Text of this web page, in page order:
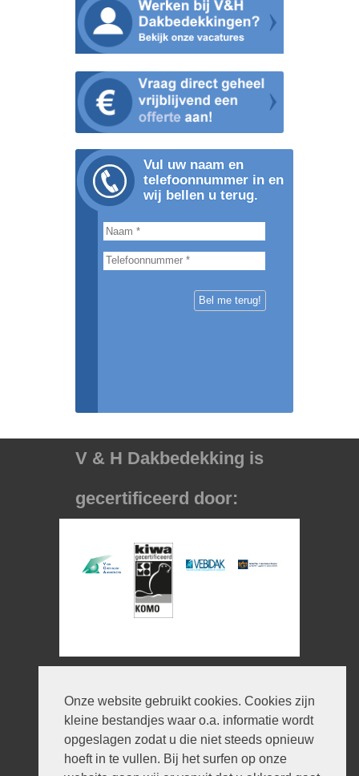
Onze website gebruikt cookies. Cookies zijn
kleine bestandjes waar o.a. informatie wordt
opgeslagen zodat u die niet steeds opnieuw
hoeft in te vullen. Bij het surfen op onze
Vul uw naam en
telefoonnummer in en
wij bellen u terug.
V & H Dakbedekking is
gecertificeerd door:
© 2026 V en H Dakbedekking
Ontwerp:
iWould Design
Privacyverklaring
Disclaimer